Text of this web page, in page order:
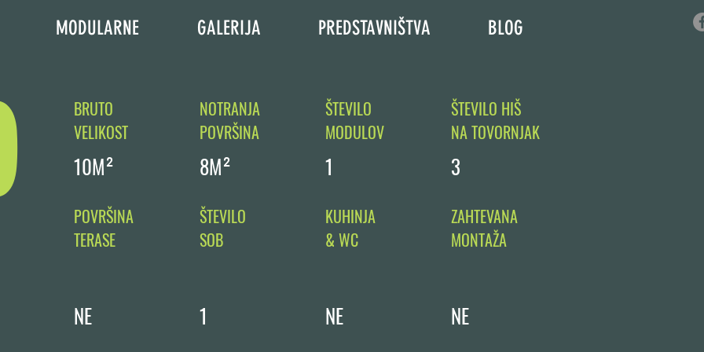
MODULARNE GALERIJA PREDSTAVNIŠTVA BLOG
BRUTO
VELIKOST
10M²
NOTRANJA
POVRŠINA
8M²
ŠTEVILO
MODULOV
1
ŠTEVILO HIŠ
NA TOVORNJAK
3
POVRŠINA
TERASE
ŠTEVILO
SOB
KUHINJA
& WC
ZAHTEVANA
MONTAŽA
NE 1 NE NE